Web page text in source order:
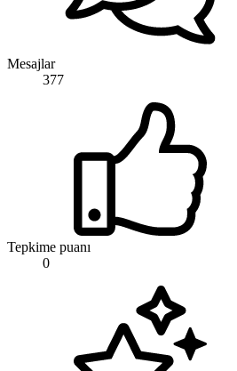
Mesajlar
377
Tepkime puanı
0